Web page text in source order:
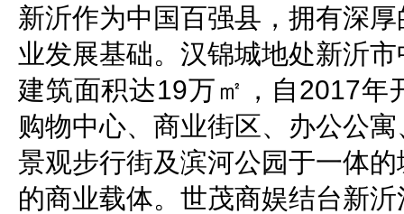
新沂作为中国百强县，拥有深
业发展基础。汉锦城地处新沂
建筑面积达19万㎡，自2017年
购物中心、商业街区、办公公
景观步行街及滨河公园于一体
的商业载体。世茂商娱结台新